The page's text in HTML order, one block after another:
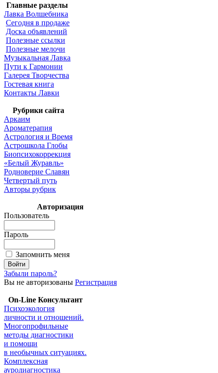
Главные разделы
Лавка Волшебника
Сегодня в продаже
Доска объявлений
Полезные ссылки
Полезные мелочи
Музыкальная Лавка
Пути к Гармонии
Галерея Творчества
Гостевая книга
Контакты Лавки
Рубрики сайта
Аркаим
Ароматерапия
Астрология и Время
Астрошкола Глобы
Биопсихокоррекция
«Белый Журавль»
Родноверие Славян
Четвертый путь
Авторы рубрик
Авторизация
Пользователь
Пароль
Запомнить меня
Забыли пароль?
Вы не авторизованы Регистрация
On-Line Консультант
Психоэкология
личности и отношений.
Многопрофильные
методы диагностики
и помощи
в необычных ситуациях.
Комплексная
ауродиагностика